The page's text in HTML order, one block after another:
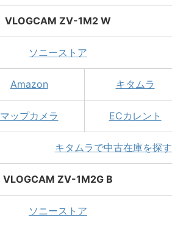
VLOGCAM ZV-1M2 W
ソニーストア
Amazon キタムラ
マップカメラ ECカレント
キタムラで中古在庫を探す
VLOGCAM ZV-1M2G B
ソニーストア